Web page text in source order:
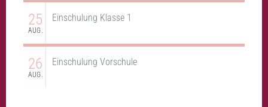
25
AUG.
Einschulung Klasse 1
26
AUG.
Einschulung Vorschule